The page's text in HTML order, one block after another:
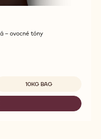
– ovocné tóny
Dostupná balení
10KG BAG